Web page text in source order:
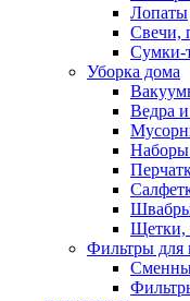
Лопаты
Свечи,
Сумки-
Уборка дома
Ведра
Наборы
Щетки,
Фильтры для